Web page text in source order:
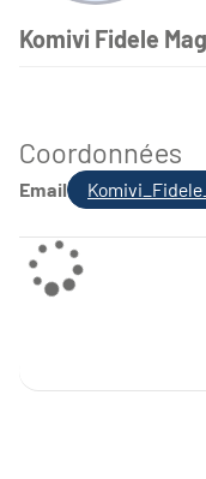
Komivi Fidele
Coordonnées
Email